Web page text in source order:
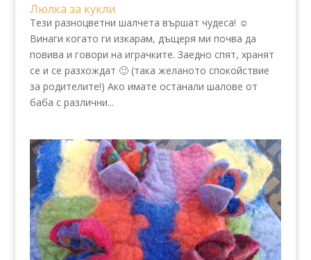
Люлка за кукли
Тези разноцветни шалчета вършат чудеса! ☺️
Винаги когато ги изкарам, дъщеря ми почва да
повива и говори на играчките. Заедно спят, хранят
се и се разхождат 🙂 (така желаното спокойствие
за родителите!) Ако имате останали шалове от
баба с различни...